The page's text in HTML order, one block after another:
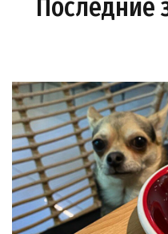
Последние